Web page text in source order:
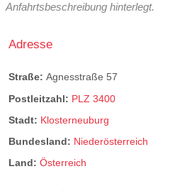
Anfahrtsbeschreibung hinterlegt.
Adresse
Straße: Agnesstraße 57
Postleitzahl: PLZ 3400
Stadt: Klosterneuburg
Bundesland: Niederösterreich
Land: Österreich